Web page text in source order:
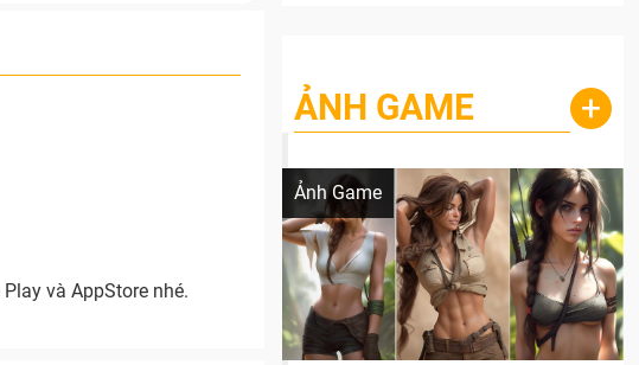
và AppStore nhé.
ẢNH GAME +
Ảnh Game
Lala Croft vừa nóng vừa xinh dưới nét vẽ
Khi AI Cosplay gái đẹp One Piece